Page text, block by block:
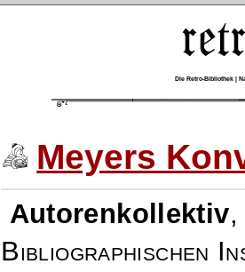
Die Retro-Bibliothek |
Meyers
Autorenkollektiv
Bibliographischen